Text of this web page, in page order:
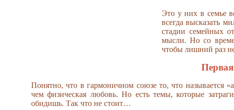
Это у них в семье
всегда высказать
стадии семейных
мысли. Но со
чтобы лишний раз
Понятно, что в гармоничном союзе то, что называется
чем физическая любовь. Но есть темы, которые
обидишь. Так что не стоит…